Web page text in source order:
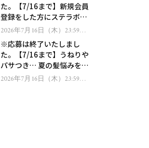
た。【7/16まで】新規会員
登録をした方にステラボー
テのシャインリバース ヘア
ゼント！
2026年7月16日（木）23:59ま
※応募は終了いたしまし
た。【7/16まで】うねりや
パサつき… 夏の髪悩みを解
消するヘアケアアイテムを
2026年7月16日（木）23:59ま